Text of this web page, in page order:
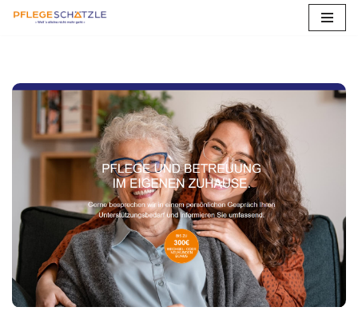
springen